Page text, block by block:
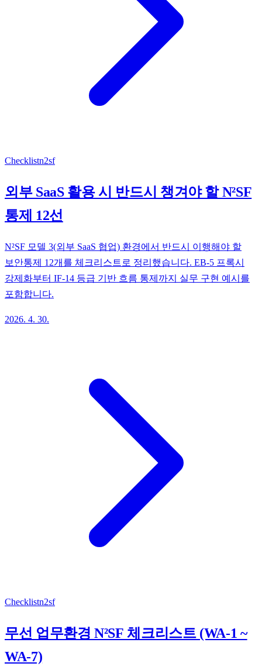
Checklistn2sf
외부 SaaS 활용 시 반드시 챙겨야 할 N²SF
통제 12선
N²SF 모델 3(외부 SaaS 협업) 환경에서 반드시 이행해야 할
보안통제 12개를 체크리스트로 정리했습니다. EB-5 프록시
강제화부터 IF-14 등급 기반 흐름 통제까지 실무 구현 예시를
포함합니다.
2026. 4. 30.
Checklistn2sf
무선 업무환경 N²SF 체크리스트 (WA-1 ~
WA-7)